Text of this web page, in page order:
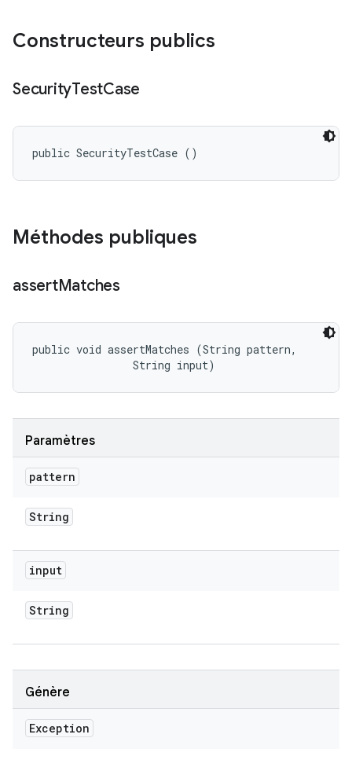
Constructeurs publics
SecurityTestCase
public SecurityTestCase ()
Méthodes publiques
assertMatches
public void assertMatches (String pattern,
                String input)
Paramètres
pattern
String
input
String
Génère
Exception